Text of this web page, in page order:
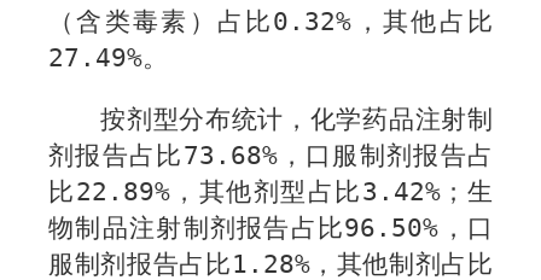
（含类毒素）占比0.32% ，其他占比
27.49%。
按剂型分布统计，化学药品注射制
剂报告占比73.68%，口服制剂报告占
比22.89%，其他剂型占比3.42%；生
物制品注射制剂报告占比96 . 50% ，口
服制剂报告占比1 . 28%，其他制剂占比